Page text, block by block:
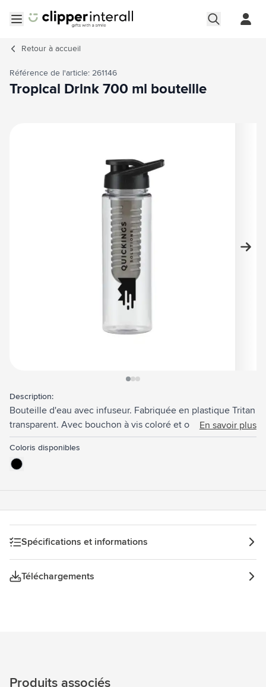
Retour à accueil
Référence de l'article: 261146
Tropical Drink 700 ml bouteille
Description:
Bouteille d'eau avec infuseur. Fabriquée en plastique Tritan
transparent. Avec bouchon à vis coloré et ouverture
verrouillable. Étanche. Remplissez l'infuseur avec des fruits
frais ou des légumes pour créer vos propres saveurs. Ne
passe pas au lave-vaisselle. Capacité 700 ml.
En savoir plus
Coloris disponibles
Spécifications et informations
Téléchargements
Produits associés